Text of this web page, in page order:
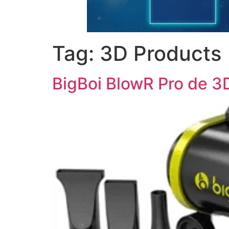
Tag: 3D Products
BigBoi BlowR Pro de